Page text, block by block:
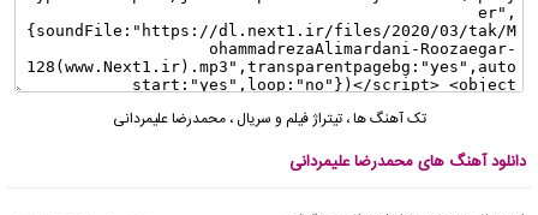
تک آهنگ ها،تیتراژ فیلم و سریال ،محمدرضا علیمردانی
دانلود آهنگ های محمدرضا علیمردانی